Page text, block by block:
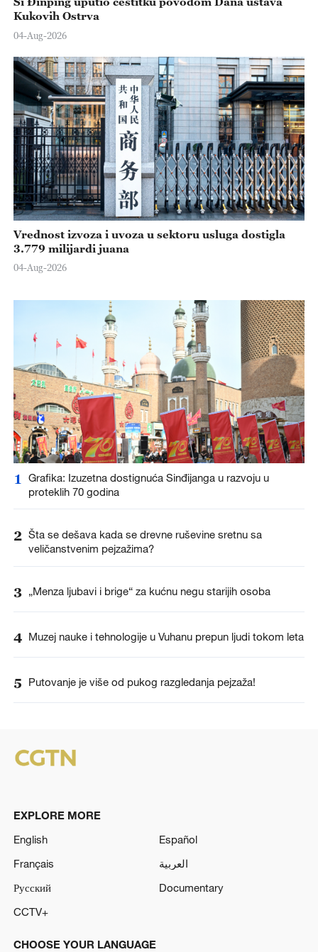
Kukovih Ostrva
04-Aug-2026
Vrednost izvoza i uvoza u sektoru usluga dostigla
3.779 milijardi juana
04-Aug-2026
1
Grafika: Izuzetna dostignuća Sinđijanga u razvoju u
proteklih 70 godina
2 Šta se dešava kada se drevne ruševine sretnu sa
veličanstvenim pejzažima?
3 „Menza ljubavi i brige“ za kućnu negu starijih osoba
4 Muzej nauke i tehnologije u Vuhanu prepun ljudi tokom leta
5 Putovanje je više od pukog razgledanja pejzaža!
EXPLORE MORE
English
Español
Français
العربية
Русский
Documentary
CCTV+
CHOOSE YOUR LANGUAGE